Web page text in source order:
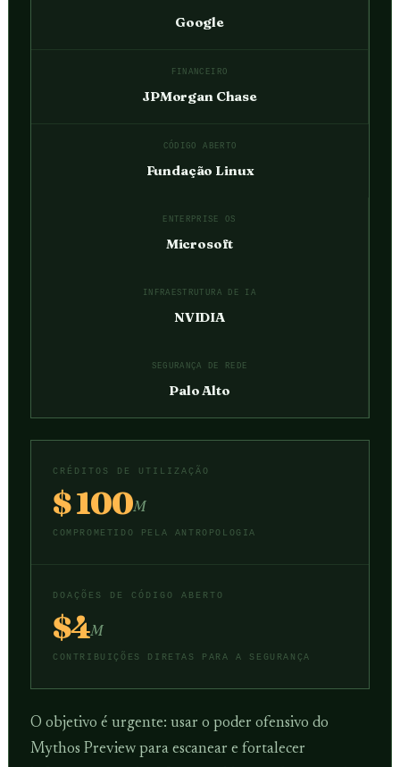
Google
FINANCEIRO
JPMorgan Chase
CÓDIGO ABERTO
Fundação Linux
ENTERPRISE OS
Microsoft
INFRAESTRUTURA DE IA
NVIDIA
SEGURANÇA DE REDE
Palo Alto
CRÉDITOS DE UTILIZAÇÃO
$ 100M
COMPROMETIDO PELA ANTROPOLOGIA
DOAÇÕES DE CÓDIGO ABERTO
$4M
CONTRIBUIÇÕES DIRETAS PARA A SEGURANÇA
O objetivo é urgente: usar o poder ofensivo do
Mythos Preview para escanear e fortalecer